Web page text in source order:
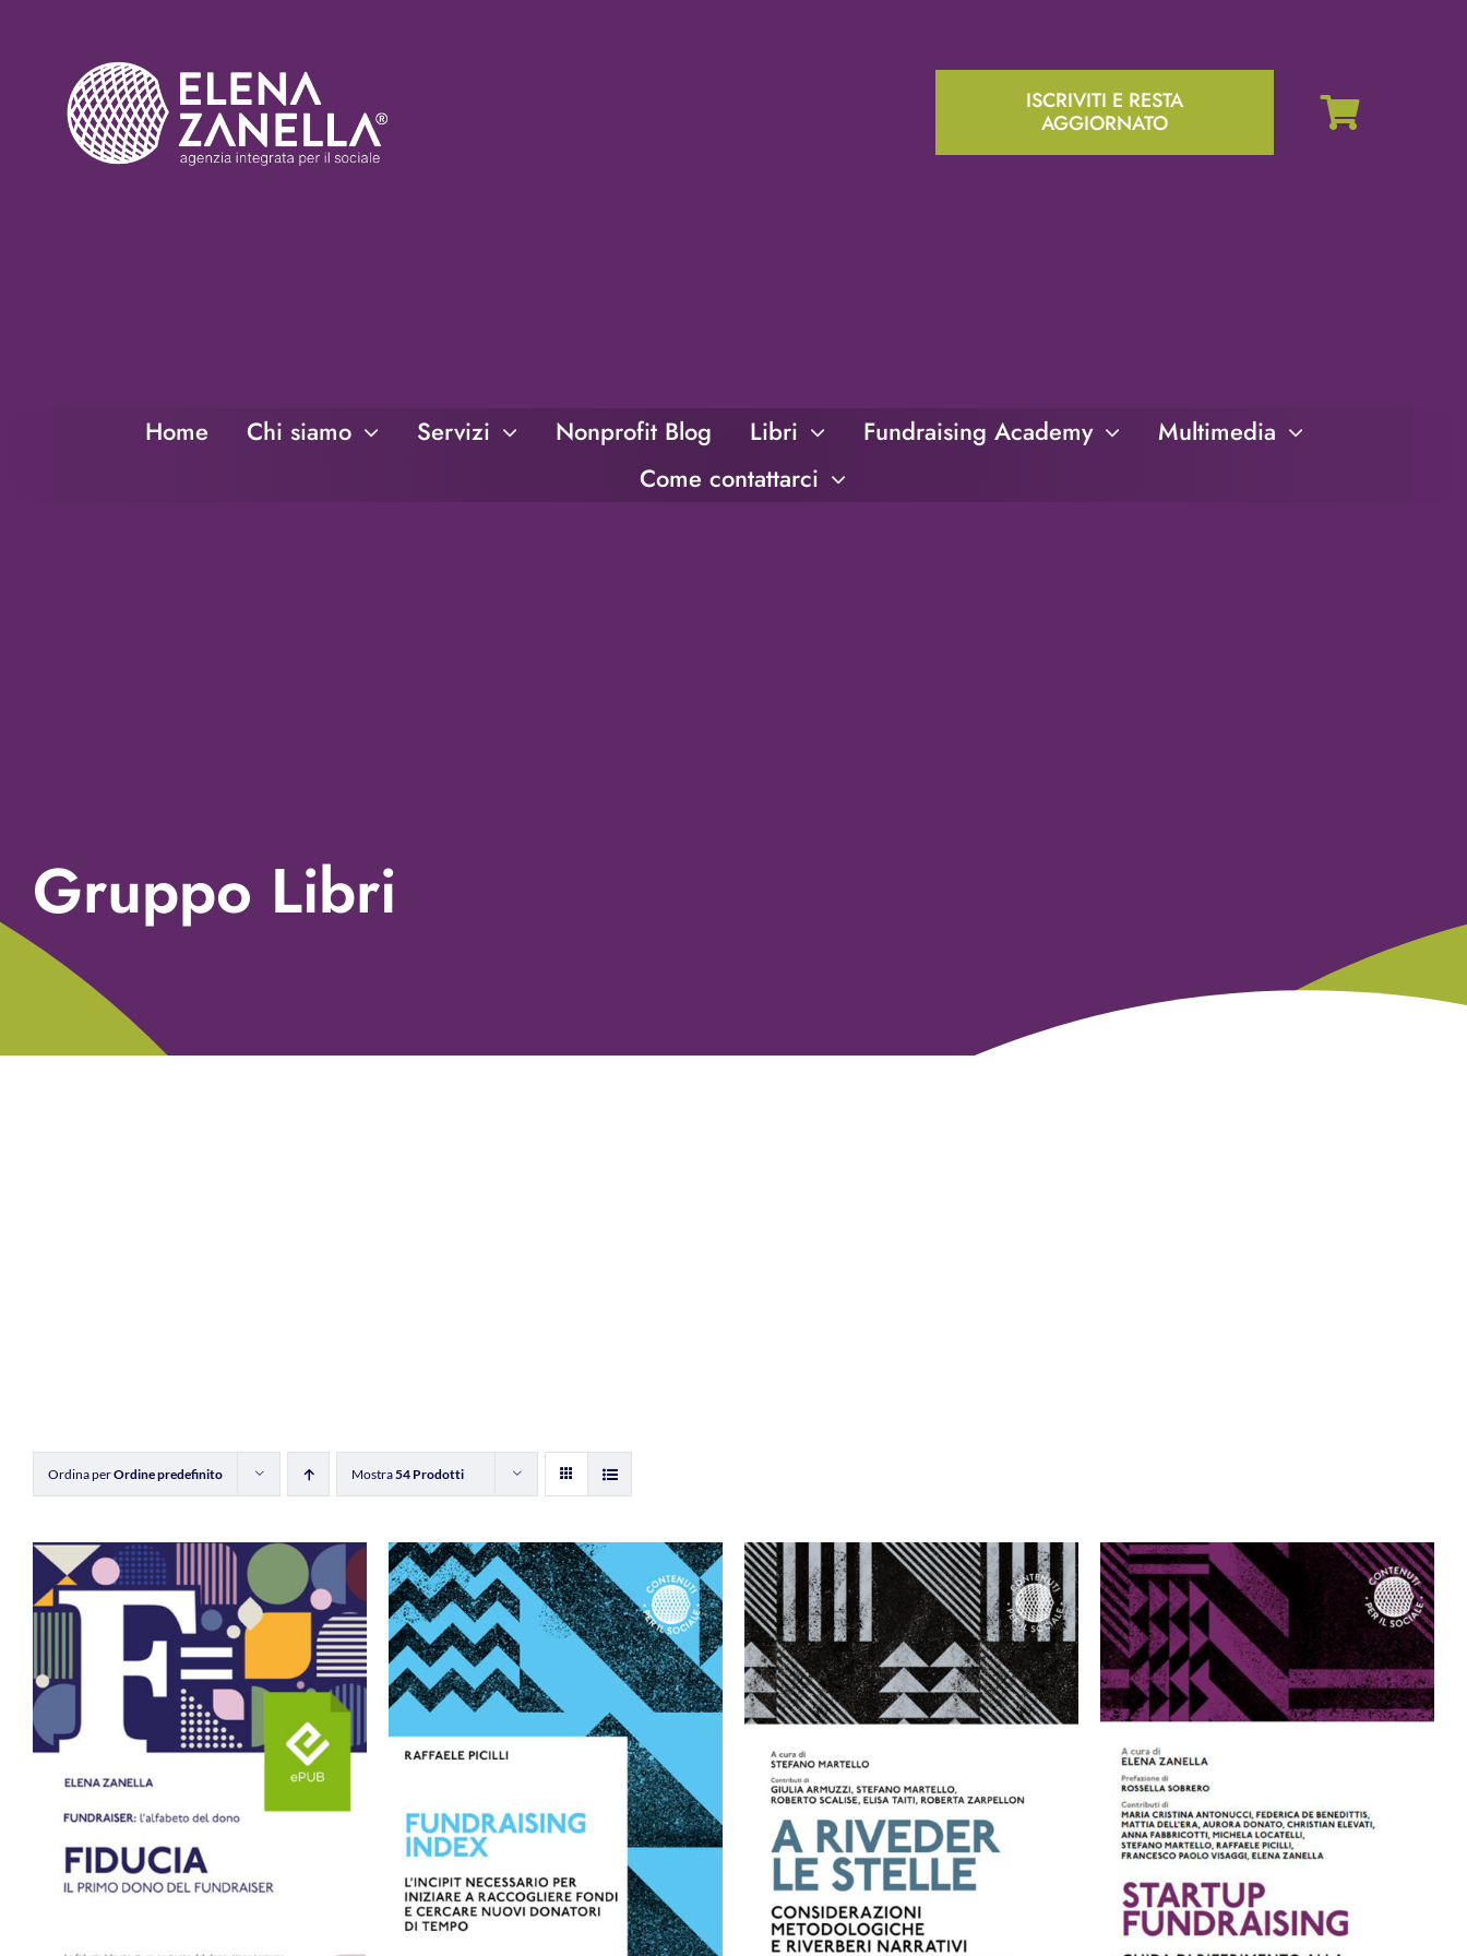
ISCRIVITI E RESTA
AGGIORNATO
Home Chi siamo Servizi Nonprofit Blog Libri Fundraising Academy
Multimedia
Come contattarci
Gruppo Libri
Ordina perOrdine predefinito Mostra54 Prodotti